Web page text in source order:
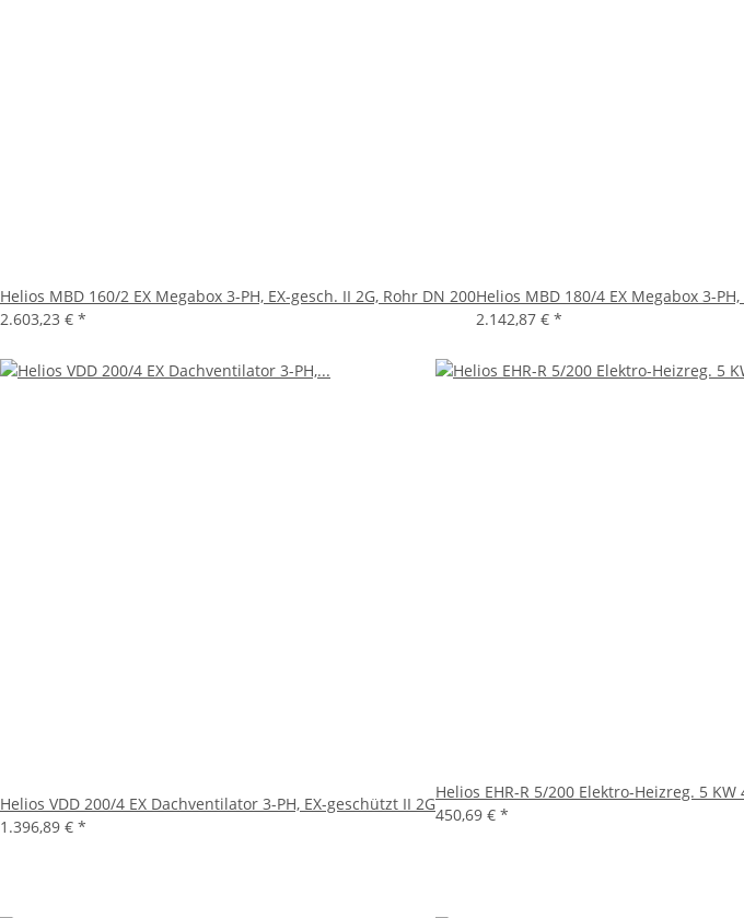
Helios MBD 160/2 EX Megabox 3-PH, EX-gesch. II 2G, Rohr DN 200
2.603,23 € *
Helios MBD 180/4 EX Megabox 3-
2.142,87 € *
Helios VDD 200/4 EX Dachventilator 3-PH, EX-geschützt II 2G
1.396,89 € *
Helios EHR-R 5/200 Elektro-Heizreg. 5 KW
450,69 € *